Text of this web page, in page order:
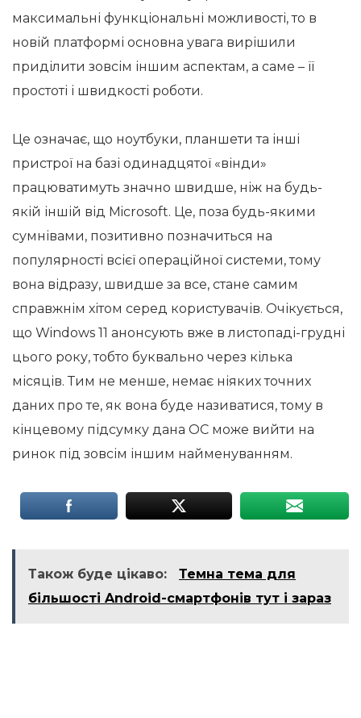
максимальні функціональні можливості, то в
новій платформі основна увага вирішили
приділити зовсім іншим аспектам, а саме – її
простоті і швидкості роботи.
Це означає, що ноутбуки, планшети та інші
пристрої на базі одинадцятої «вінди»
працюватимуть значно швидше, ніж на будь-
якій іншій від Microsoft. Це, поза будь-якими
сумнівами, позитивно позначиться на
популярності всієї операційної системи, тому
вона відразу, швидше за все, стане самим
справжнім хітом серед користувачів. Очікується,
що Windows 11 анонсують вже в листопаді-грудні
цього року, тобто буквально через кілька
місяців. Тим не менше, немає ніяких точних
даних про те, як вона буде називатися, тому в
кінцевому підсумку дана ОС може вийти на
ринок під зовсім іншим найменуванням.
Також буде цікаво:
Темна тема для
більшості Android-смартфонів тут і зараз